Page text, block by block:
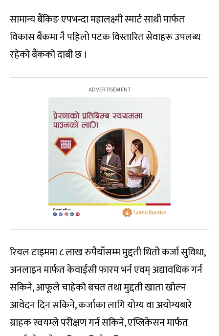
सामान्य बैंकिङ एपभन्दा महालक्ष्मी स्मार्ट साथी मार्फत
विकास बैंकमा नै पहिलो पटक विस्तारित सेवाहरू उपलब्ध
रहेको बैंकको दाबी छ ।
रियल टाइममा ८ लाख रुपैयाँसम्म मुद्दती धितोे कर्जा सुविधा,
अनलाइन मार्फत केवाईसी फारम भर्न एवम् अद्यावधिक गर्न
सकिने, आफूले चाहेको बचत तथा मुद्दती खाता खोल्न
आवेदन दिन सकिने, कर्जाका लागि योग्य वा अयोग्यबारे
ग्राहक स्वयम्ले परीक्षण गर्न सकिने, एप्लिकेसन मार्फत